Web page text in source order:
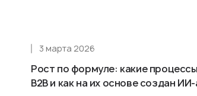
Рост по формуле: какие
B2B и как на их основе создан
3 марта 2026